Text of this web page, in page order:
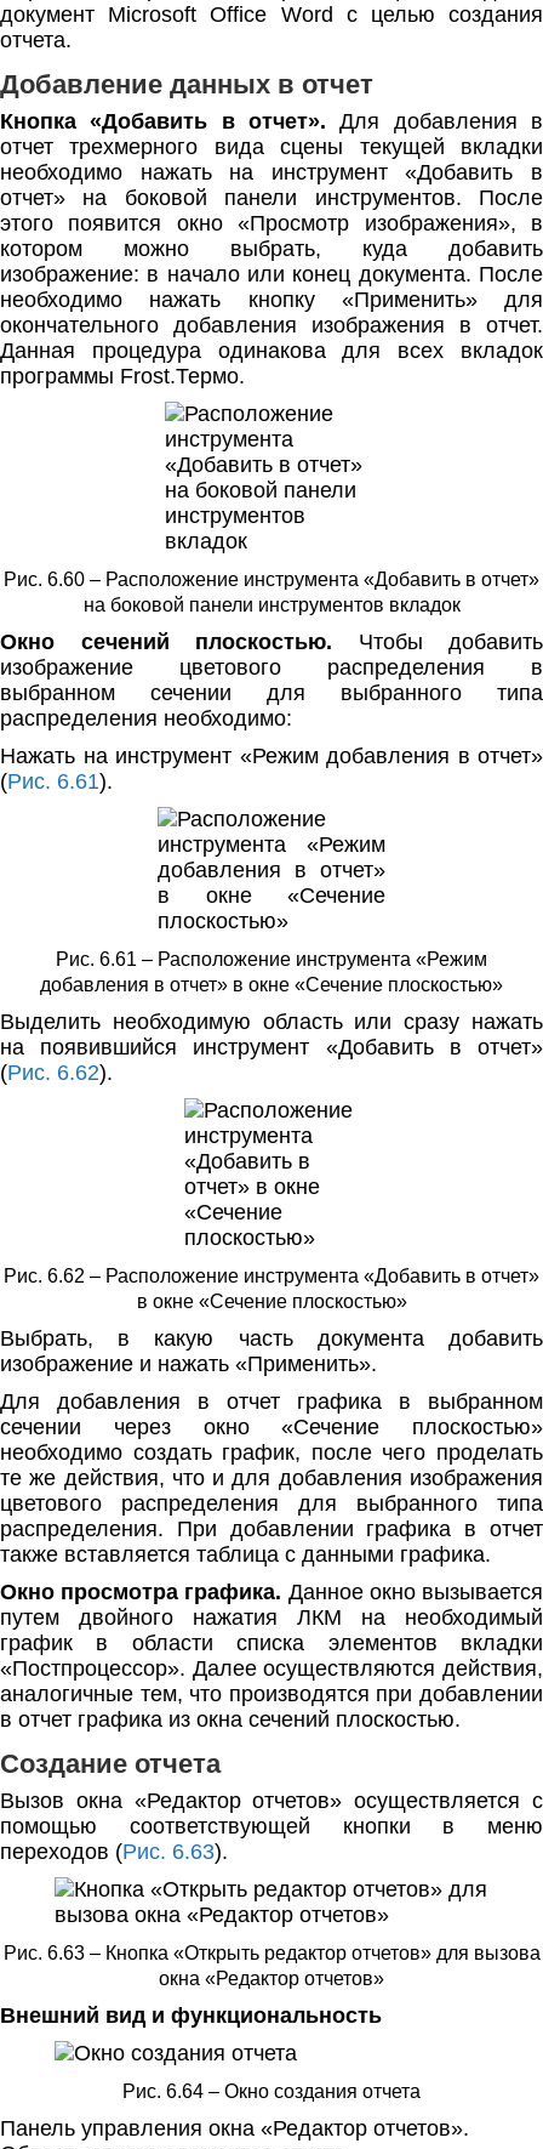
документ Microsoft Office Word с целью создания
отчета.
Добавление данных в отчет
Кнопка «Добавить в отчет». Для добавления в
отчет трехмерного вида сцены текущей вкладки
необходимо нажать на инструмент «Добавить в
отчет» на боковой панели инструментов. После
этого появится окно «Просмотр изображения», в
котором можно выбрать, куда добавить
изображение: в начало или конец документа. После
необходимо нажать кнопку «Применить» для
окончательного добавления изображения в отчет.
Данная процедура одинакова для всех вкладок
программы Frost.Термо.
Рис. 6.60 – Расположение инструмента «Добавить в отчет»
на боковой панели инструментов вкладок
Окно сечений плоскостью. Чтобы добавить
изображение цветового распределения в
выбранном сечении для выбранного типа
распределения необходимо:
Нажать на инструмент «Режим добавления в отчет»
(Рис. 6.61).
Рис. 6.61 – Расположение инструмента «Режим
добавления в отчет» в окне «Сечение плоскостью»
Выделить необходимую область или сразу нажать
на появившийся инструмент «Добавить в отчет»
(Рис. 6.62).
Рис. 6.62 – Расположение инструмента «Добавить в отчет»
в окне «Сечение плоскостью»
Выбрать, в какую часть документа добавить
изображение и нажать «Применить».
Для добавления в отчет графика в выбранном
сечении через окно «Сечение плоскостью»
необходимо создать график, после чего проделать
те же действия, что и для добавления изображения
цветового распределения для выбранного типа
распределения. При добавлении графика в отчет
также вставляется таблица с данными графика.
Окно просмотра графика. Данное окно вызывается
путем двойного нажатия ЛКМ на необходимый
график в области списка элементов вкладки
«Постпроцессор». Далее осуществляются действия,
аналогичные тем, что производятся при добавлении
в отчет графика из окна сечений плоскостью.
Создание отчета
Вызов окна «Редактор отчетов» осуществляется с
помощью соответствующей кнопки в меню
переходов (Рис. 6.63).
Рис. 6.63 – Кнопка «Открыть редактор отчетов» для вызова
окна «Редактор отчетов»
Внешний вид и функциональность
Рис. 6.64 – Окно создания отчета
Панель управления окна «Редактор отчетов».